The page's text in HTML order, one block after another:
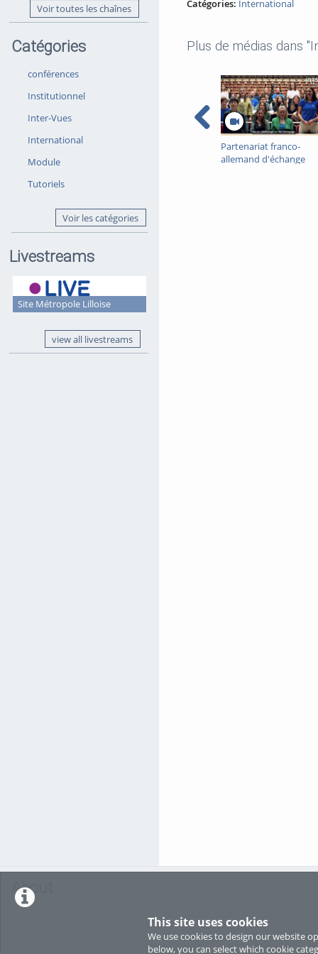
This site uses cookies
We use cookies to design our website
below, you can select which cookie
Voir toutes les chaînes
Catégories
conférences
Institutionnel
Inter-Vues
International
Module
Tutoriels
Voir les catégories
Livestreams
Site Métropole Lilloise
view all livestreams
Catégories: International
Plus de médias dans
Partenariat franco-
allemand d'échange
About